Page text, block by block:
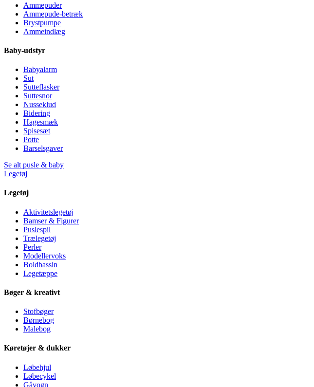
Ammepuder
Ammepude-betræk
Brystpumpe
Ammeindlæg
Baby-udstyr
Babyalarm
Sut
Sutteflasker
Suttesnor
Nusseklud
Bidering
Hagesmæk
Spisesæt
Potte
Barselsgaver
Se alt pusle & baby
Legetøj
Legetøj
Aktivitetslegetøj
Bamser & Figurer
Puslespil
Trælegetøj
Perler
Modellervoks
Boldbassin
Legetæppe
Bøger & kreativt
Stofbøger
Børnebog
Malebog
Køretøjer & dukker
Løbehjul
Løbecykel
Gåvogn